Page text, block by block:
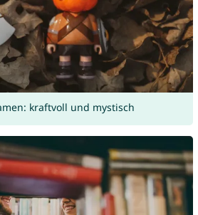
kraftvoll und mystisch